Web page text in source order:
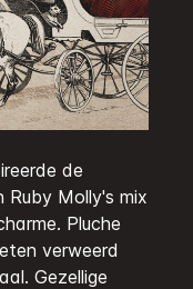
de
Ruby Molly's mix
Pluche
verweerd
Gezellige